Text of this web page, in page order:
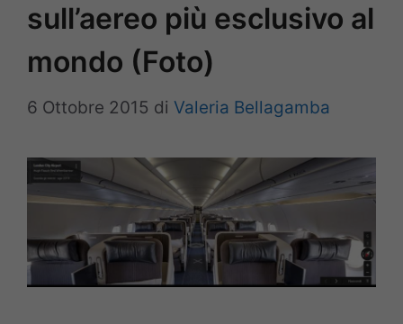
sull’aereo più esclusivo al
mondo (Foto)
6 Ottobre 2015 di Valeria Bellagamba